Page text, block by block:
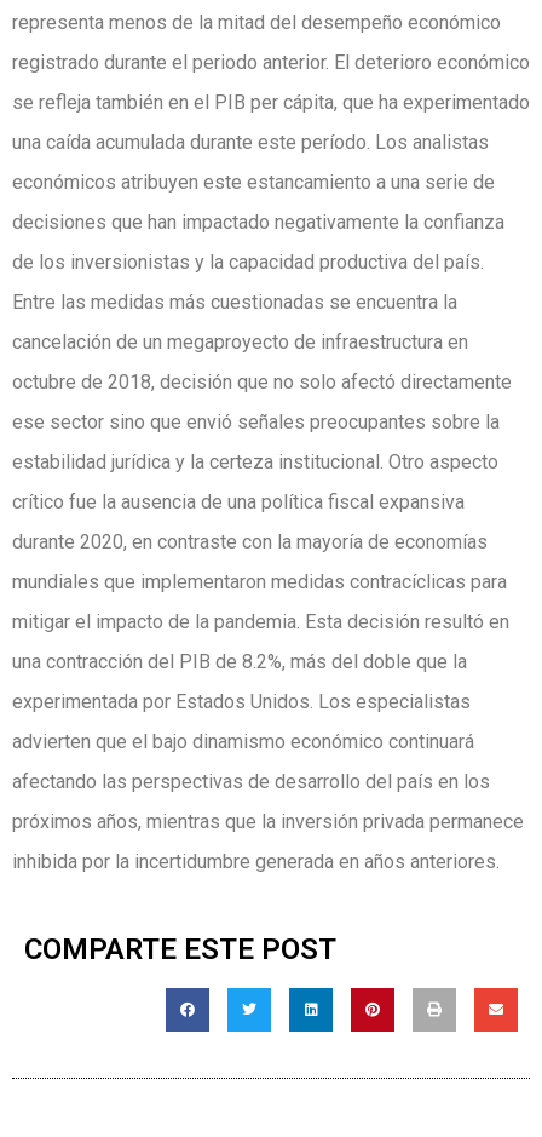
representa menos de la mitad del desempeño económico
registrado durante el periodo anterior. El deterioro económico
se refleja también en el PIB per cápita, que ha experimentado
una caída acumulada durante este período. Los analistas
económicos atribuyen este estancamiento a una serie de
decisiones que han impactado negativamente la confianza
de los inversionistas y la capacidad productiva del país.
Entre las medidas más cuestionadas se encuentra la
cancelación de un megaproyecto de infraestructura en
octubre de 2018, decisión que no solo afectó directamente
ese sector sino que envió señales preocupantes sobre la
estabilidad jurídica y la certeza institucional. Otro aspecto
crítico fue la ausencia de una política fiscal expansiva
durante 2020, en contraste con la mayoría de economías
mundiales que implementaron medidas contracíclicas para
mitigar el impacto de la pandemia. Esta decisión resultó en
una contracción del PIB de 8.2%, más del doble que la
experimentada por Estados Unidos. Los especialistas
advierten que el bajo dinamismo económico continuará
afectando las perspectivas de desarrollo del país en los
próximos años, mientras que la inversión privada permanece
inhibida por la incertidumbre generada en años anteriores.
COMPARTE ESTE POST